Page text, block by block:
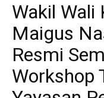
Wakil Wali
Maigus
Resmi
Workshop